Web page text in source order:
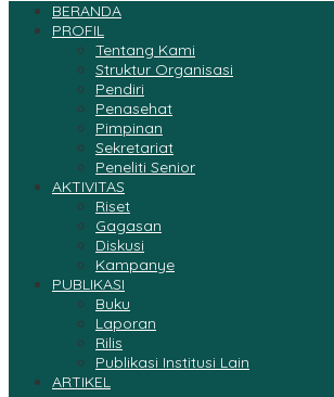
BERANDA
PROFIL
Tentang Kami
Struktur Organisasi
Pendiri
Penasehat
Pimpinan
Sekretariat
Peneliti Senior
AKTIVITAS
Riset
Gagasan
Diskusi
Kampanye
PUBLIKASI
Buku
Laporan
Rilis
Publikasi Institusi Lain
ARTIKEL